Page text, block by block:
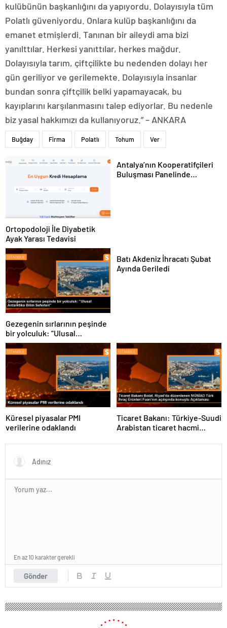
kulübünün başkanlığını da yapıyordu. Dolayısıyla tüm
Polatlı güveniyordu. Onlara kulüp başkanlığını da
emanet etmişlerdi. Tanınan bir aileydi ama bizi
yanılttılar. Herkesi yanıttılar, herkes mağdur.
Dolayısıyla tarım, çiftçilikte bu nedenden dolayı her
gün geriliyor ve gerilemekte. Dolayısıyla insanlar
bundan sonra çiftçilik belki yapamayacak, bu
kayıplarını karşılanmasını talep ediyorlar. Bu nedenle
biz yasal hakkımızı da kullanıyoruz.” – ANKARA
Buğday Firma Polatlı Tohum Ver
Ortopodoloji İle Diyabetik
Ayak Yarası Tedavisi
Antalya’nın Kooperatifçileri
Buluşması Panelinde
Gezegenin sırlarının peşinde
bir yolculuk: “Ulusal
Antarktika Bilim Seferleri”
Batı Akdeniz İhracatı Şubat
Ayında Geriledi
Küresel piyasalar PMI
verilerine odaklandı
Ticaret Bakanı: Türkiye-Suudi
Arabistan ticaret hacmi
Gönder
En az 10 karakter gerekli